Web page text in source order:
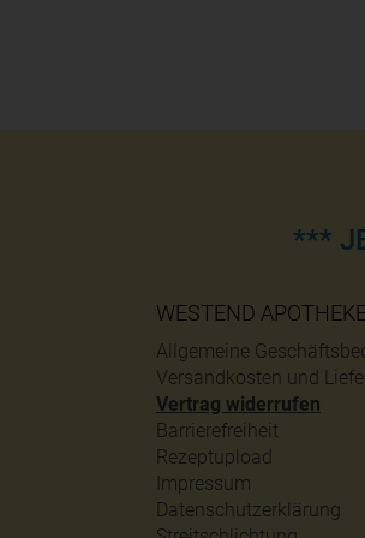
***
WESTEND
Allgemeine
Versandkosten und
Vertrag widerrufen
Barrierefreiheit
Rezeptupload
Impressum
Datenschutzerklärung